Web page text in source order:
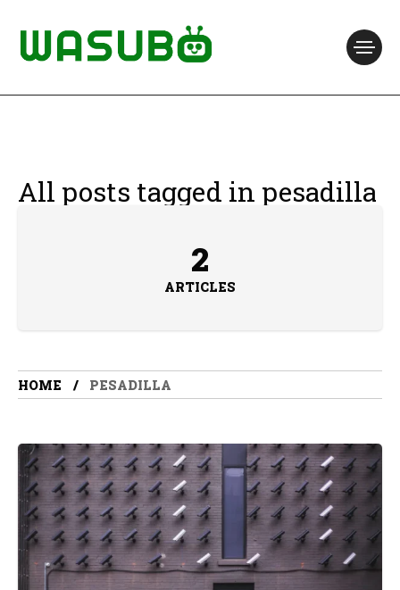
All posts tagged in pesadilla
2
ARTICLES
HOME PESADILLA